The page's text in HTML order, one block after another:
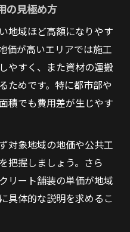
の見極め方
地域ほど高額になりやす
価が高いエリアでは施工
やすく、また資材の運搬
ためです。特に都市部や
積でも費用差が生じやす
対象地域の地価や公共工
把握しましょう。さら
リート舗装の単価が地域
具体的な説明を求めるこ